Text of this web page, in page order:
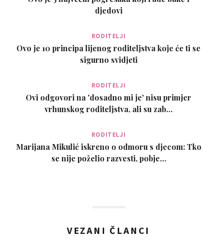
djedovi
RODITELJI
Ovo je 10 principa lijenog roditeljstva koje će ti se
sigurno svidjeti
RODITELJI
Ovi odgovori na 'dosadno mi je' nisu primjer
vrhunskog roditeljstva, ali su zab…
RODITELJI
Marijana Mikulić iskreno o odmoru s djecom: Tko
se nije poželio razvesti, pobje…
VEZANI ČLANCI